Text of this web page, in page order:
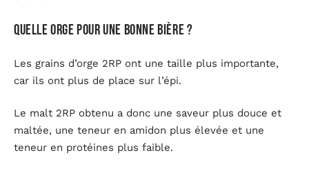
Quelle orge pour une bonne bière ?
Les grains d’orge 2RP ont une taille plus importante,
car ils ont plus de place sur l’épi.
Le malt 2RP obtenu a donc une saveur plus douce et
maltée, une teneur en amidon plus élevée et une
teneur en protéines plus faible.